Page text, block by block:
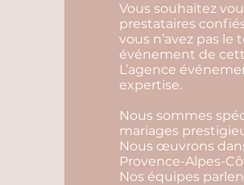
Vous souhaitez
prestataires
vous n’avez pas
événement de
L’agence
expertise.
Nous sommes
mariages
Nous œuvrons
Provence-Alpes-
Nos équipes